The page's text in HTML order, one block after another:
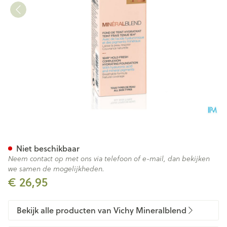
€ 26,95
Niet beschikbaar
Neem contact op met ons via telefoon of e-mail, dan bekijken
we samen de mogelijkheden.
Bekijk alle producten van Vichy Mineralblend